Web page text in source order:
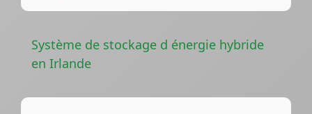
Système de stockage d énergie hybride
en Irlande